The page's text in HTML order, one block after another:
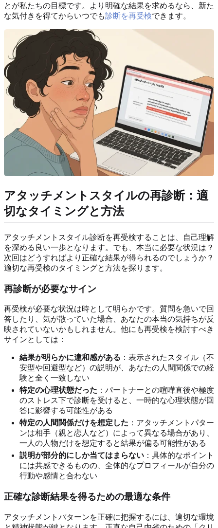
とが私たちの目標です。より明確な結果を求めるなら、新た
な気付きを得てからいつでも診断を再受検できます。
アタッチメントスタイルの再診断：適
切なタイミングと方法
アタッチメントスタイル診断を再受検することは、自己理解
を深める良い一歩となります。でも、本当に必要な状況は？
次回はどうすればより正確な結果が得られるのでしょうか？
適切な再受検のタイミングと方法を探ります。
再診断が必要なサイン
再受検が必要な状況は時として明らかです。質問を急いで回
答したり、気が散っていた場合、あなたの本当の気持ちが反
映されていないかもしれません。他にも再受検を検討すべき
サインとしては：
結果が明らかに違和感がある ：表示されたスタイル（不
安型や回避型など）の説明が、あなたの人間関係での経
験と全く一致しない
特定の心理状態だった ：パートナーとの喧嘩直後や極度
のストレス下で診断を受けると、一時的な心理状態が回
答に影響する可能性がある
特定の人間関係だけを想定した ：アタッチメントパター
ンは相手（親と恋人など）によって異なる場合があり、
一人の人物だけを想定すると結果が偏る可能性がある
説明が部分的にしか当てはまらない ：具体的なポイント
には共感できるものの、全体的なプロフィールが自分の
行動や感情と合わない
正確な診断結果を得るための最適な条件
アタッチメントパターンを正確に把握するには、適切な環境